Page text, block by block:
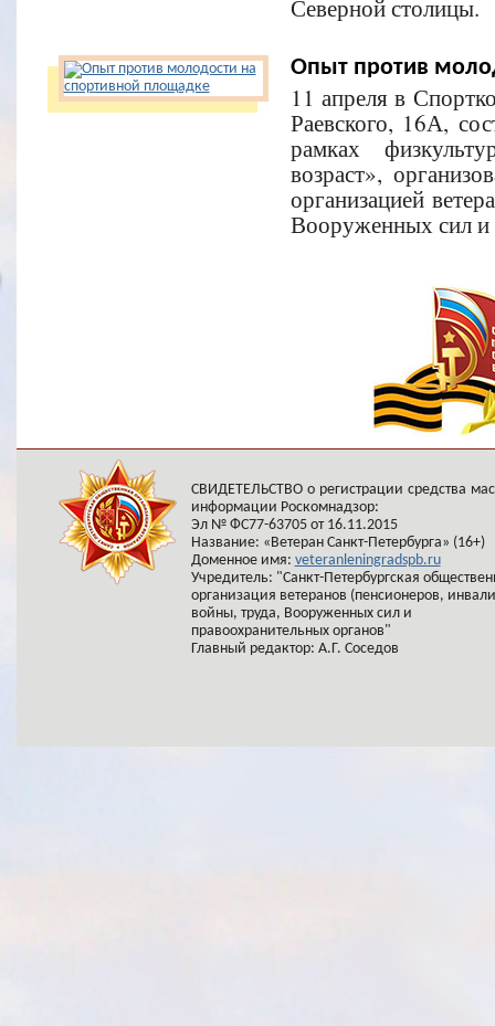
Северной столицы.
Опыт против
11 апреля в
Раевского, 16А,
рамках
возраст»,
организацией
Вооруженных сил и
СВИДЕТЕЛЬСТВО о регистрации средства
информации Роскомнадзор:
Эл № ФС77-63705 от 16.11.2015
Название: «Ветеран Санкт-Петербурга» (16+)
Доменное имя: veteranleningradspb.ru
Учредитель: "Санкт-Петербургская
организация ветеранов (пенсионеров,
войны, труда, Вооруженных сил и
правоохранительных органов"
Главный редактор: А.Г. Соседов